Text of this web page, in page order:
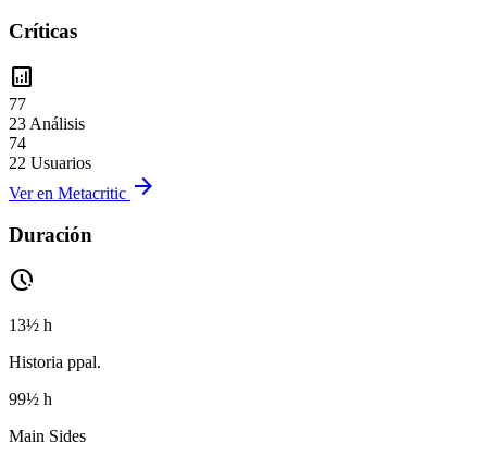
Críticas
analytics
77
23 Análisis
74
22 Usuarios
Ver en Metacritic arrow_forward
Duración
pace
13½ h
Historia ppal.
99½ h
Main Sides